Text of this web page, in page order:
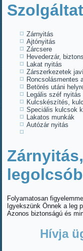
Zárnyitás
Ajtónyitás
Zárcsere
Hevederzár,
Lakat nyitás
Zárszerkezetek
Roncsolásmentes
Betörés utáni
Legális széf nyitás
Kulcskészítés,
Speciális kulcsok
Lakatos munkák
Autózár nyitás
Folyamatosan
Igyekszünk Önnek a leg
Azonos biztonságú és
Hívja